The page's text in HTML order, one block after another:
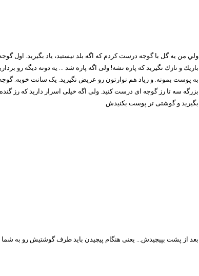
ولي من يه گل با گوجه درست كردم كه اگه بلد نيستيد، ياد بگيريد. اول
باريك و نازك نگيريد كه پاره نشه! ولی اگه پاره شد ... یه دونه دیگه رو
به پوست بمونه. و زیاد هم نوارتون رو عریض نگیرید. یک سانت خوبه.
بزرگه سه تا رز گوجه ای درست کنید. ولی اگه خیلی اسرار دارید که رز
بگیرید و گوشتی تر پوست بکنیدش
بعد از پشت بپيچيدش... یعنی هنگام پیچیدن باید طرف گوشتیش رو به